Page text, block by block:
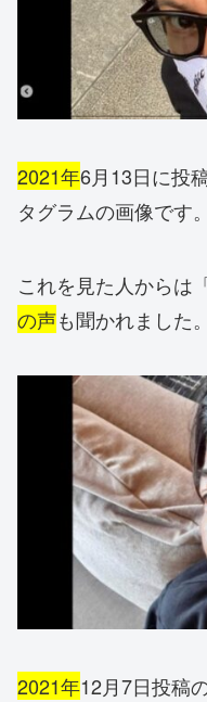
2021年6月13日に投
タグラムの画像です。
これを見た人からは
の声も聞かれました。
2021年12月7日投稿